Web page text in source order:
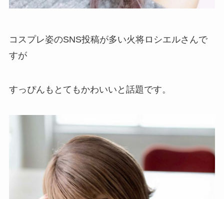
コスプレ姿のSNS投稿が多い火将ロシエルさんで
すが
すっぴんもとてもかわいいと話題です。